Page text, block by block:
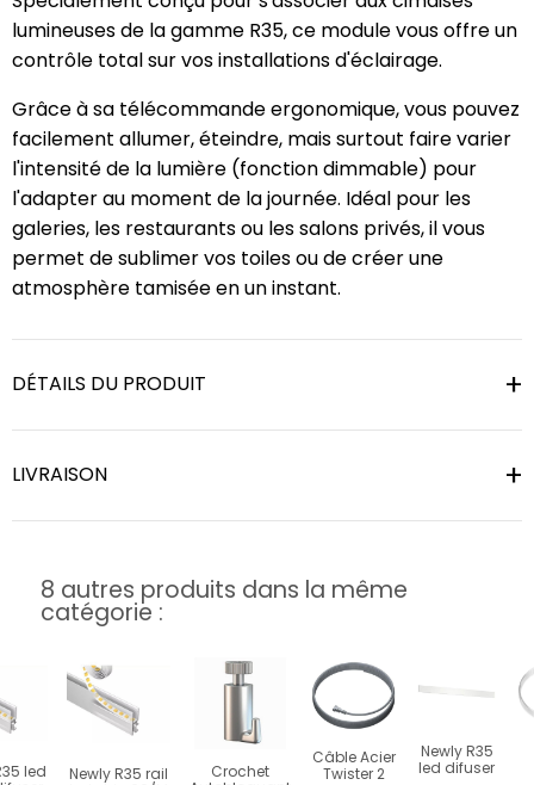
lumineuses de la gamme R35, ce module vous offre un
contrôle total sur vos installations d'éclairage.
Grâce à sa télécommande ergonomique, vous pouvez
facilement allumer, éteindre, mais surtout faire varier
l'intensité de la lumière (fonction dimmable) pour
l'adapter au moment de la journée. Idéal pour les
galeries, les restaurants ou les salons privés, il vous
permet de sublimer vos toiles ou de créer une
atmosphère tamisée en un instant.
DÉTAILS DU PRODUIT
LIVRAISON
8 autres produits dans la même
catégorie :
led
Newly R35 rail
Crochet
Câble Acier
Twister 2
Newly R35
led difuser